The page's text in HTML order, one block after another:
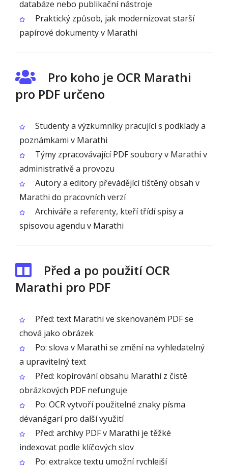
databáze nebo publikační nástroje
Praktický způsob, jak modernizovat starší
papírové dokumenty v Marathi
Pro koho je OCR Marathi
pro PDF určeno
Studenty a výzkumníky pracující s podklady a
poznámkami v Marathi
Týmy zpracovávající PDF soubory v Marathi v
administrativě a provozu
Autory a editory převádějící tištěný obsah v
Marathi do pracovních verzí
Archiváře a referenty, kteří třídí spisy a
spisovou agendu v Marathi
Před a po použití OCR
Marathi pro PDF
Před: text Marathi ve skenovaném PDF se
chová jako obrázek
Po: slova v Marathi se změní na vyhledatelný
a upravitelný text
Před: kopírování obsahu Marathi z čistě
obrázkových PDF nefunguje
Po: OCR vytvoří použitelné znaky písma
dévanágarí pro další využití
Před: archivy PDF v Marathi je těžké
indexovat podle klíčových slov
Po: extrakce textu umožní rychlejší